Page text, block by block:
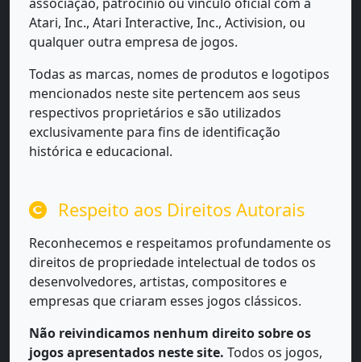
Atari, Inc., Atari Interactive, Inc., Activision, ou
qualquer outra empresa de jogos.
Todas as marcas, nomes de produtos e logotipos
mencionados neste site pertencem aos seus
respectivos proprietários e são utilizados
exclusivamente para fins de identificação
histórica e educacional.
Respeito aos Direitos Autorais
Reconhecemos e respeitamos profundamente os
direitos de propriedade intelectual de todos os
desenvolvedores, artistas, compositores e
empresas que criaram esses jogos clássicos.
Não reivindicamos nenhum direito sobre os
jogos apresentados neste site. Todos os jogos,